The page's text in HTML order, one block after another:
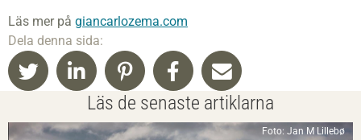
Läs mer på giancarlozema.com
Dela denna sida:
Läs de senaste artiklarna
Foto: Jan M Lillebø